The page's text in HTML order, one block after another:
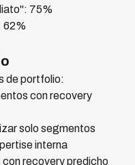
75%
62%
de portfolio:
con recovery
solo segmentos
interna
recovery predicho